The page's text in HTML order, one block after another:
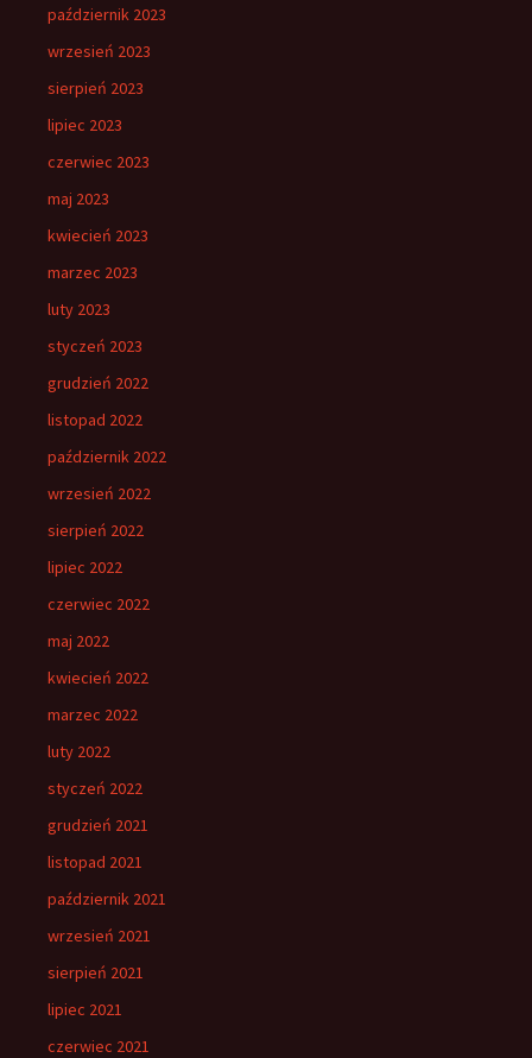
październik 2023
wrzesień 2023
sierpień 2023
lipiec 2023
czerwiec 2023
maj 2023
kwiecień 2023
marzec 2023
luty 2023
styczeń 2023
grudzień 2022
listopad 2022
październik 2022
wrzesień 2022
sierpień 2022
lipiec 2022
czerwiec 2022
maj 2022
kwiecień 2022
marzec 2022
luty 2022
styczeń 2022
grudzień 2021
listopad 2021
październik 2021
wrzesień 2021
sierpień 2021
lipiec 2021
czerwiec 2021